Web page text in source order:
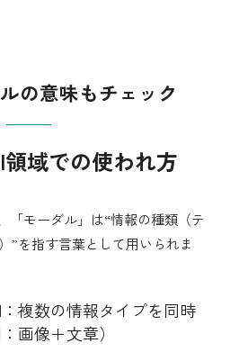
の意味もチェック
域での使われ方
「モーダル」は“情報の種類（テ
”を指す言葉として用いられま
複数の情報タイプを同時
画像＋文章）